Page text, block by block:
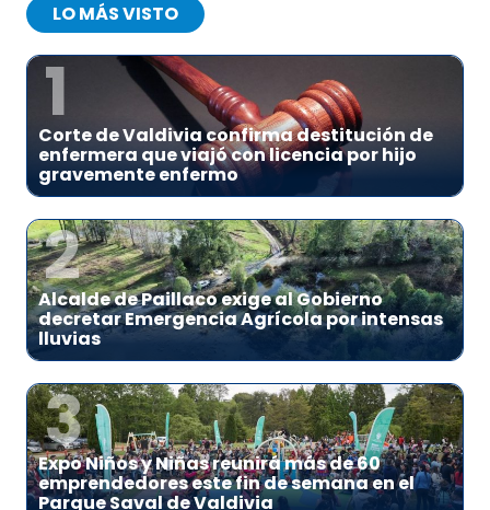
LO MÁS VISTO
1
Corte de Valdivia confirma destitución de
enfermera que viajó con licencia por hijo
gravemente enfermo
2
Alcalde de Paillaco exige al Gobierno
decretar Emergencia Agrícola por intensas
lluvias
3
Expo Niños y Niñas reunirá más de 60
emprendedores este fin de semana en el
Parque Saval de Valdivia